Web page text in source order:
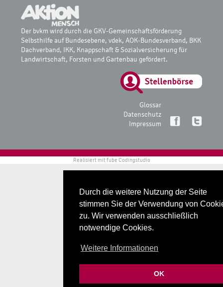
Durch die weitere Nutzung der Seite
stimmen Sie der Verwendung von
zu. Wir verwenden ausschließlich
notwendige Cookies.
Weitere Informationen
OK
Der bvkm wird durch die GKV-Gemeinschaftsförderung
Selbsthilfe auf Bundesebene, vdek, AOK-Bundesverband, BKK
Dachverband, IKK, Knappschaft & Sozialversicherung für
Landwirtschaft, Forsten und Gartenbau gefördert.
Glossar
Datenschutz
Impressum
Realisiert mitfube Codingstudio